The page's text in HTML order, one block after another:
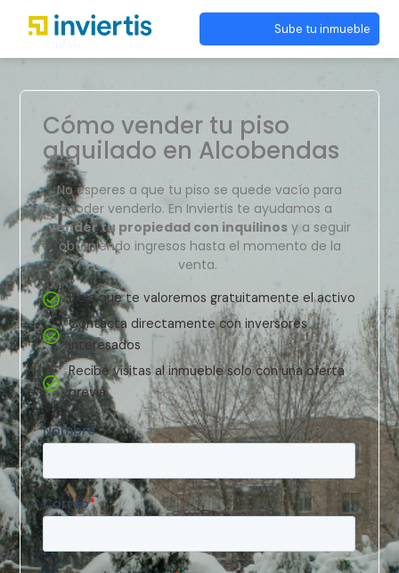
Sube tu inmueble
Cómo vender tu piso
alquilado en Alcobendas
No esperes a que tu piso se quede vacío para
poder venderlo. En Inviertis te ayudamos a
vender tu propiedad con inquilinos y a seguir
obteniendo ingresos hasta el momento de la
venta.
Deja que te valoremos gratuitamente el activo
Contacta directamente con inversores
interesados
Recibe visitas al inmueble solo con una oferta
previa